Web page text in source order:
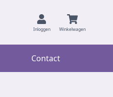
Inloggen Winkelwagen
Contact